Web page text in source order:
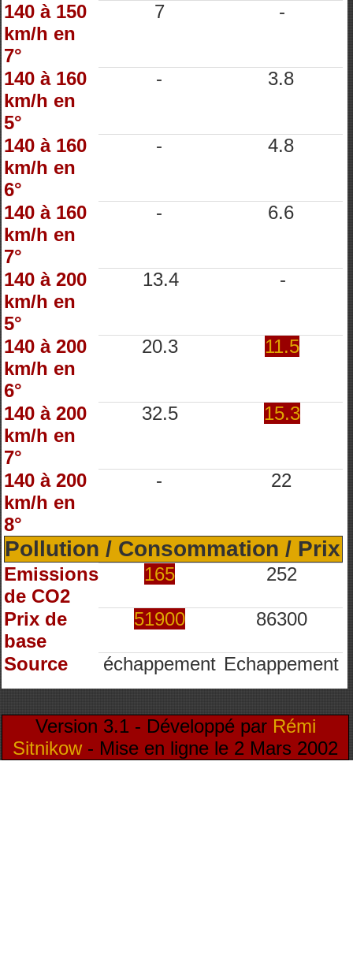
140 à 150
km/h en
7°
7 -
140 à 160
km/h en
5°
- 3.8
140 à 160
km/h en
6°
- 4.8
140 à 160
km/h en
7°
- 6.6
140 à 200
km/h en
5°
13.4 -
140 à 200
km/h en
6°
20.3 11.5
140 à 200
km/h en
7°
32.5 15.3
140 à 200
km/h en
8°
- 22
Pollution / Consommation / Prix
Emissions
de CO2
165 252
Prix de
base
51900 86300
Source échappement Echappement
Version 3.1 - Développé par Rémi
Sitnikow- Mise en ligne le 2 Mars 2002